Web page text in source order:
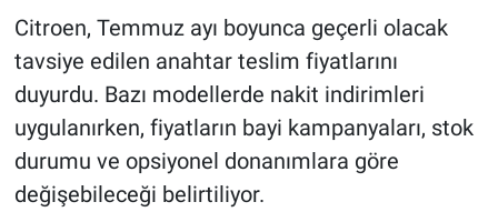
Citroen, Temmuz ayı boyunca geçerli olacak
tavsiye edilen anahtar teslim fiyatlarını
duyurdu. Bazı modellerde nakit indirimleri
uygulanırken, fiyatların bayi kampanyaları, stok
durumu ve opsiyonel donanımlara göre
değişebileceği belirtiliyor.